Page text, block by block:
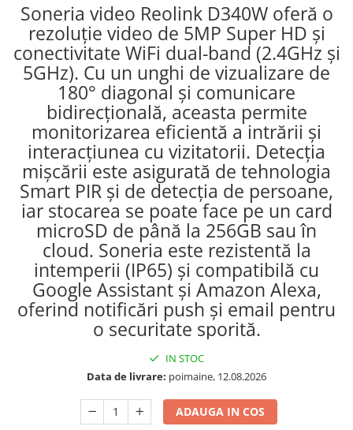
Soneria video Reolink D340W oferă o
rezoluție video de 5MP Super HD și
conectivitate WiFi dual-band (2.4GHz și
5GHz). Cu un unghi de vizualizare de
180° diagonal și comunicare
bidirecțională, aceasta permite
monitorizarea eficientă a intrării și
interacțiunea cu vizitatorii. Detecția
mișcării este asigurată de tehnologia
Smart PIR și de detecția de persoane,
iar stocarea se poate face pe un card
microSD de până la 256GB sau în
cloud. Soneria este rezistentă la
intemperii (IP65) și compatibilă cu
Google Assistant și Amazon Alexa,
oferind notificări push și email pentru
o securitate sporită.
IN STOC
Data de livrare: poimaine, 12.08.2026
ADAUGA IN COS